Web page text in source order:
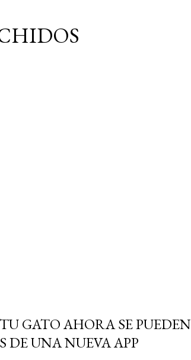
GATO AHORA SE PUEDEN
DE UNA NUEVA APP